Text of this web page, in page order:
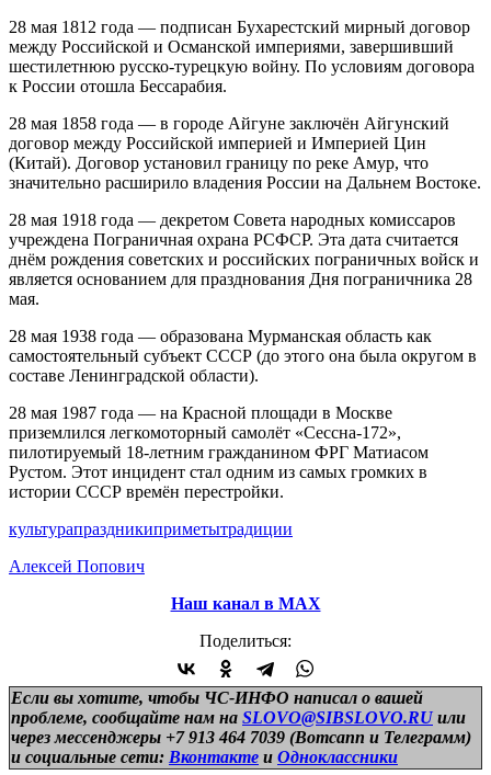
28 мая 1812 года — подписан Бухарестский мирный договор
между Российской и Османской империями, завершивший
шестилетнюю русско-турецкую войну. По условиям договора
к России отошла Бессарабия.
28 мая 1858 года — в городе Айгуне заключён Айгунский
договор между Российской империей и Империей Цин
(Китай). Договор установил границу по реке Амур, что
значительно расширило владения России на Дальнем Востоке.
28 мая 1918 года — декретом Совета народных комиссаров
учреждена Пограничная охрана РСФСР. Эта дата считается
днём рождения советских и российских пограничных войск и
является основанием для празднования Дня пограничника 28
мая.
28 мая 1938 года — образована Мурманская область как
самостоятельный субъект СССР (до этого она была округом в
составе Ленинградской области).
28 мая 1987 года — на Красной площади в Москве
приземлился легкомоторный самолёт «Сессна-172»,
пилотируемый 18-летним гражданином ФРГ Матиасом
Рустом. Этот инцидент стал одним из самых громких в
истории СССР времён перестройки.
культурапраздникиприметытрадиции
Алексей Попович
Наш канал в МАХ
Поделиться:
Если вы хотите, чтобы ЧС-ИНФО написал о вашей
проблеме, сообщайте нам на SLOVO@SIBSLOVO.RU или
через мессенджеры +7 913 464 7039 (Вотсапп и Телеграмм)
и социальные сети: Вконтакте и Одноклассники